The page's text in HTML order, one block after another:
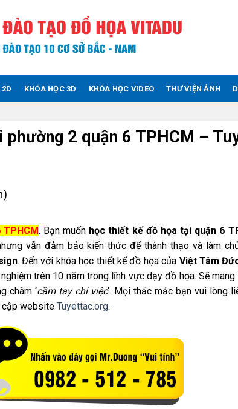
2D KHÓA HỌC 3D KHÓA HỌC VIDEO THƯ VIỆN ẢNH
2 quận 6 TPHCM –
. Bạn muốn học thiết kế đồ họa tại quận 6
vẫn đảm bảo kiến thức để thành thạo và làm
. Đến với khóa học thiết kế đồ họa của Việt Tâm
trên 10 năm trong lĩnh vực dạy đồ họa. Sẽ
châm ‘cầm tay chỉ việc‘. Mọi thắc mắc bạn vui lòng
cập website Tuyettac.org.